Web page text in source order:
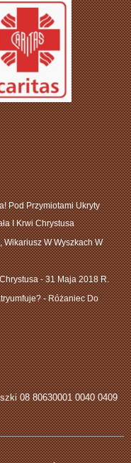
Pod Przymiotami Ukryty
I Krwi Chrystusa
Wikariusz W Wyszkach W
- 31 Maja 2018 R.
- Różaniec Do
08 80630001 0040 0409